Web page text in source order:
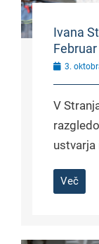
Ivana
3.
V
ustvarja
Več